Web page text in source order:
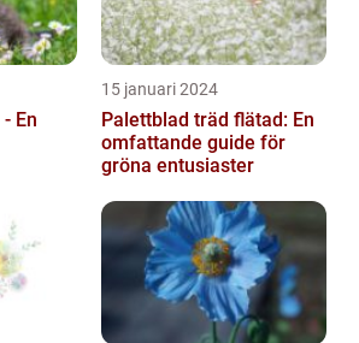
En
15 januari 2024
Palettblad träd flätad: En
omfattande guide för
gröna entusiaster